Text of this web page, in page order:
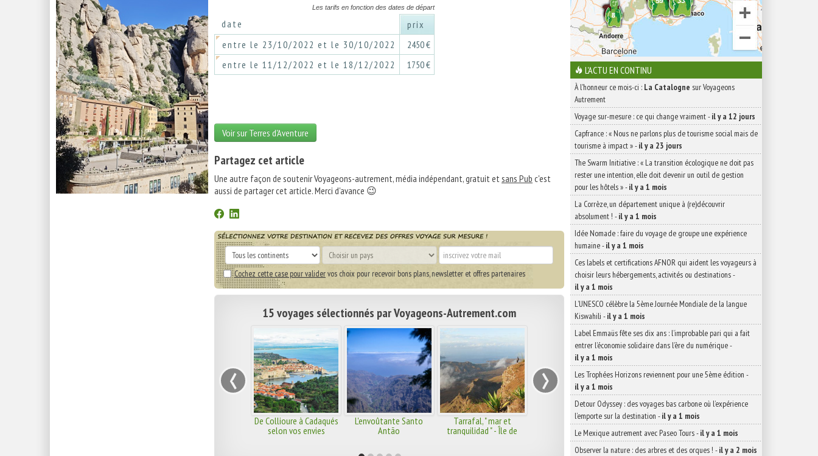
Les tarifs en fonction des dates de départ
date
prix
entre le 23/10/2022 et le 30/10/2022
2450 €
entre le 11/12/2022 et le 18/12/2022
1750 €
Voir sur Terres d'Aventure
Partagez cet article
Une autre façon de soutenir Voyageons-autrement, média indépendant, gratuit etsans Pub c'est
aussi de partager cet article. Merci d'avance 😉
Cochez cette case pour validervos choix pour recevoir bons plans, newsletter et offres partenaires
15 voyages sélectionnés par Voyageons-Autrement.com
De Collioure à Cadaqués
selon vos envies
L'envoûtante Santo
Antão
Tarrafal, " mar et
tranquilidad " - Île de
‹ ›
L'ACTU EN CONTINU
À l'honneur ce mois-ci : La Catalogne sur Voyageons
Autrement
Voyage sur-mesure : ce qui change vraiment-il y a 12 jours
Capfrance : « Nous ne parlons plus de tourisme social mais de
tourisme à impact »-il y a 23 jours
The Swarm Initiative : « La transition écologique ne doit pas
rester une intention, elle doit devenir un outil de gestion
pour les hôtels »-il y a 1 mois
La Corrèze, un département unique à (re)découvrir
absolument ! -il y a 1 mois
Idée Nomade : faire du voyage de groupe une expérience
humaine-il y a 1 mois
Ces labels et certifications AFNOR qui aident les voyageurs à
choisir leurs hébergements, activités ou destinations-
il y a 1 mois
L’UNESCO célèbre la 5ème Journée Mondiale de la langue
Kiswahili -il y a 1 mois
Label Emmaüs fête ses dix ans : l’improbable pari qui a fait
entrer l’économie solidaire dans l’ère du numérique-
il y a 1 mois
Les Trophées Horizons reviennent pour une 5ème édition -
il y a 1 mois
Detour Odyssey : des voyages bas carbone où l’expérience
l’emporte sur la destination -il y a 1 mois
Le Mexique autrement avec Paseo Tours-il y a 1 mois
Observer la nature : des arbres et des orques ! -il y a 2 mois